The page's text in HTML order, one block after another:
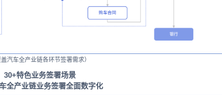
汽车全产业链各环节签署需求）
30+特色业务签署场景
全产业链业务签署全面数字化